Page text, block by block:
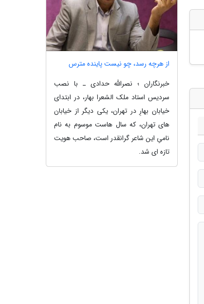
از هرچه رسد، چو نیست پاینده مترس
خبرنگاران ؛ نصرالله حدادی ـ با نصب
سردیس استاد ملک الشعرا بهار، در ابتدای
خیابان بهارِ در تهران، یکی دیگر از خیابان
های تهران، که سال هاست موسوم به نام
نامیِ این شاعر گرانقدر است، صاحب هویت
تازه ای شد.